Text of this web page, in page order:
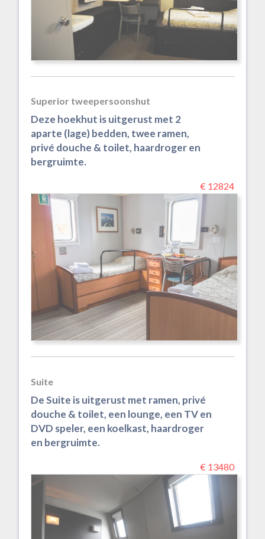
Superior tweepersoonshut
Deze hoekhut is uitgerust met 2
aparte (lage) bedden, twee ramen,
privé douche & toilet, haardroger en
bergruimte.
€ 12824
Suite
De Suite is uitgerust met ramen, privé
douche & toilet, een lounge, een TV en
DVD speler, een koelkast, haardroger
en bergruimte.
€ 13480